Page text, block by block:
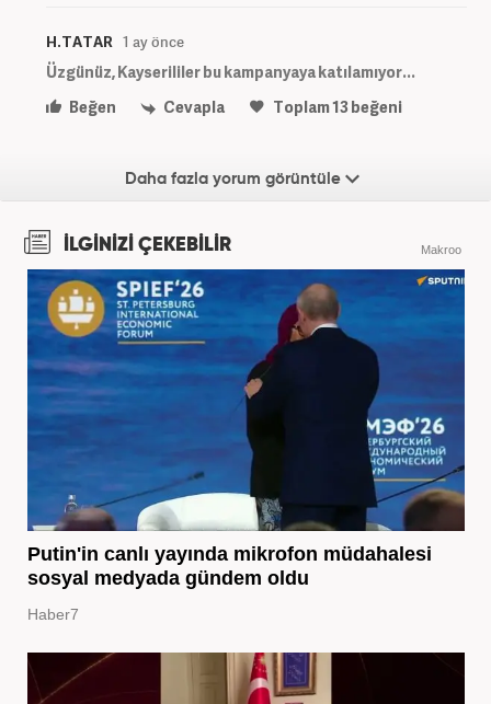
H.TATAR 1 ay önce
Üzgünüz, Kayserililer bu kampanyaya katılamıyor...
Beğen
Cevapla Toplam13beğeni
Daha fazla yorum görüntüle
İLGİNİZİ ÇEKEBİLİR Makroo
Putin'in canlı yayında mikrofon müdahalesi
sosyal medyada gündem oldu
Haber7